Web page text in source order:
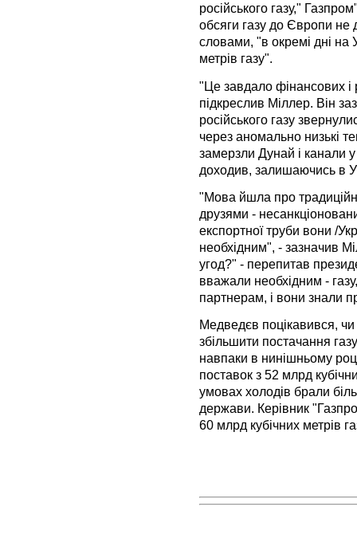
російського газу,"
обсяги газу до Європи не
словами, "в окремі дні на
метрів газу".
"Це завдало фінансових і
підкреслив Міллер. Він
російського газу
через аномально низькі
замерзли Дунай і канали
доходив, залишаючись в
"Мова йшла про
друзями -
експортної труби вони /
необхідним", - зазначив
угод?" - перепитав
вважали необхідним -
партнерам, і вони знали
Медведєв поцікавився,
збільшити постачання
навпаки в нинішньому
поставок з 52 млрд
умовах холодів брали
держави. Керівник
60 млрд кубічних метрів